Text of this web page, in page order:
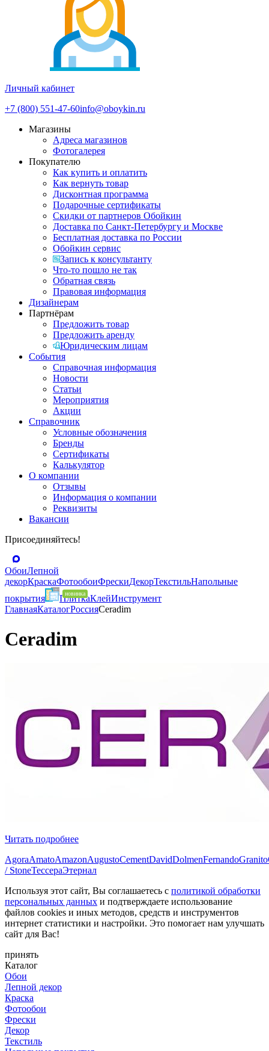
Личный кабинет
+7 (800) 551-47-60info@oboykin.ru
Магазины
Адреса магазинов
Фотогалерея
Покупателю
Как купить и оплатить
Как вернуть товар
Дисконтная программа
Подарочные сертификаты
Скидки от партнеров Обойкин
Доставка по Санкт-Петербургу и Москве
Бесплатная доставка по России
Обойкин сервис
Запись к консультанту
Что-то пошло не так
Обратная связь
Правовая информация
Дизайнерам
Партнёрам
Предложить товар
Предложить аренду
Юридическим лицам
События
Справочная информация
Новости
Статьи
Мероприятия
Акции
Справочник
Условные обозначения
Бренды
Сертификаты
Калькулятор
О компании
Отзывы
Информация о компании
Реквизиты
Вакансии
Присоединяйтесь!
ОбоиЛепной
декорКраскаФотообоиФрескиДекорТекстильНапольные
покрытия
ПлиткаКлейИнструмент
ГлавнаяКаталогРоссияCeradim
Ceradim
Читать подробнее
AgoraAmatoAmazonAugustoCementDavidDolmenFernandoGranito
/ StoneТессераЭтернал
Используя этот сайт, Вы соглашаетесь с политикой обработки
персональных данных и подтверждаете использование
файлов cookies и иных методов, средств и инструментов
интернет статистики и настройки. Это помогает нам улучшать
сайт для Вас!
принять
Каталог
Обои
Лепной декор
Краска
Фотообои
Фрески
Декор
Текстиль